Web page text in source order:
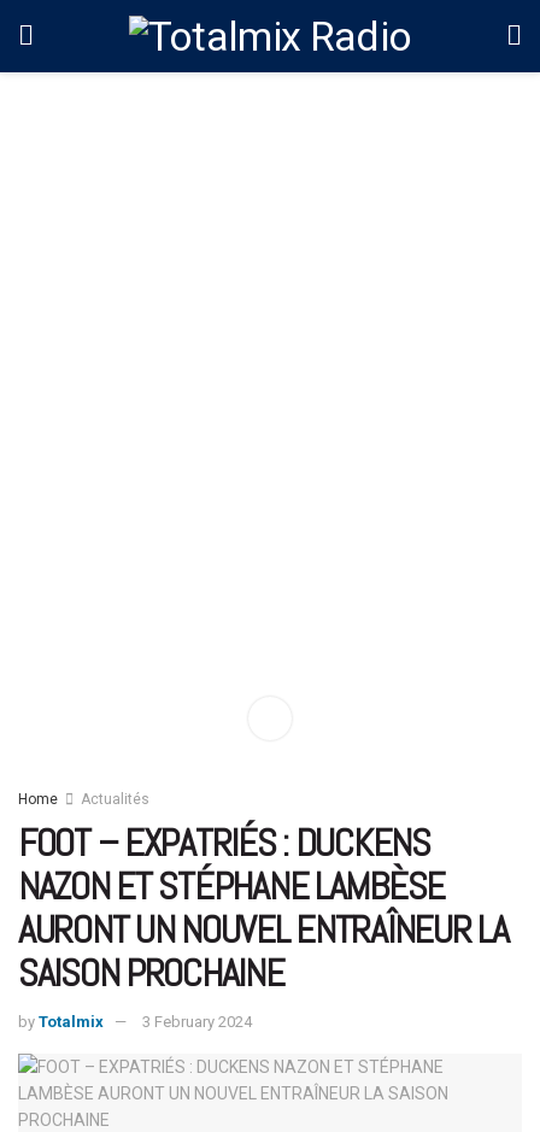
Home Actualités
FOOT – EXPATRIÉS : DUCKENS
NAZON ET STÉPHANE LAMBÈSE
AURONT UN NOUVEL ENTRAÎNEUR LA
SAISON PROCHAINE
by Totalmix 3 February 2024